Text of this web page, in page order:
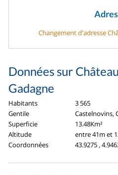
Changement d'adresse
Données sur
Gadagne
Habitants
3 565
Gentile
Castelnovins,
Superficie
13.48Km²
Altitude
entre 41m et
Coordonnées
43.9275 ,